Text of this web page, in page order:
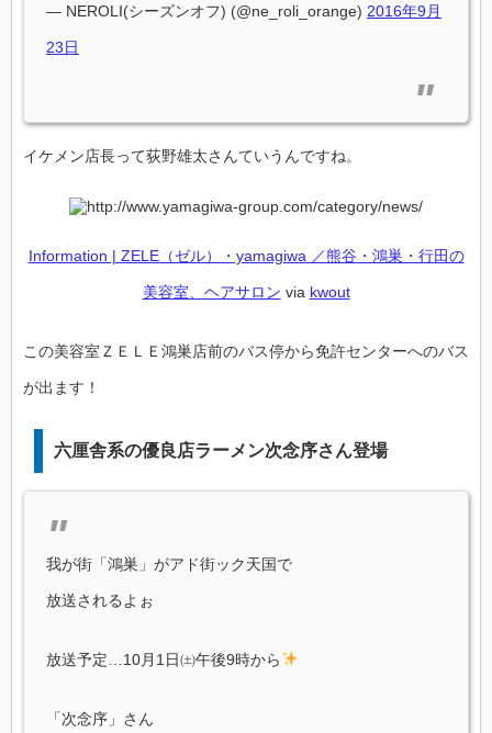
— NEROLI(シーズンオフ) (@ne_roli_orange) 2016年9月
23日
イケメン店長って荻野雄太さんていうんですね。
Information | ZELE（ゼル）・yamagiwa ／熊谷・鴻巣・行田の
美容室、ヘアサロン via kwout
この美容室ＺＥＬＥ鴻巣店前のバス停から免許センターへのバス
が出ます！
六厘舎系の優良店ラーメン次念序さん登場
我が街「鴻巣」がアド街ック天国で
放送されるよぉ
放送予定…10月1日㈯午後9時から
「次念序」さん